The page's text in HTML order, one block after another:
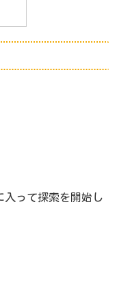
入って探索を開始し